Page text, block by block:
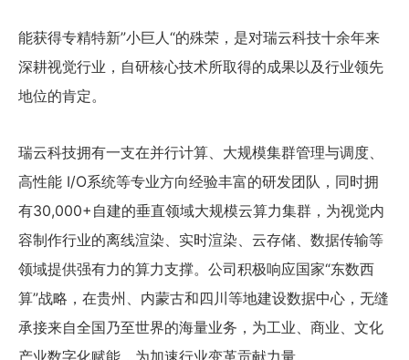
能获得专精特新”小巨人“的殊荣，是对瑞云科技十余年来
深耕视觉行业，自研核心技术所取得的成果以及行业领先
地位的肯定。
瑞云科技拥有一支在并行计算、大规模集群管理与调度、
高性能 I/O系统等专业方向经验丰富的研发团队，同时拥
有30,000+自建的垂直领域大规模云算力集群，为视觉内
容制作行业的离线渲染、实时渲染、云存储、数据传输等
领域提供强有力的算力支撑。公司积极响应国家“东数西
算”战略，在贵州、内蒙古和四川等地建设数据中心，无缝
承接来自全国乃至世界的海量业务，为工业、商业、文化